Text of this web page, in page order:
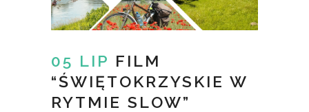
05 LIP FILM
“ŚWIĘTOKRZYSKIE W
RYTMIE SLOW”